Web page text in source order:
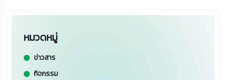
หมวดหมู่
ข่าวสาร
กิจกรรม